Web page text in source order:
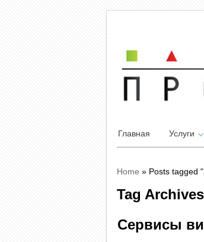
Главная Услуги
Home » Posts tagged
Tag
Сервисы